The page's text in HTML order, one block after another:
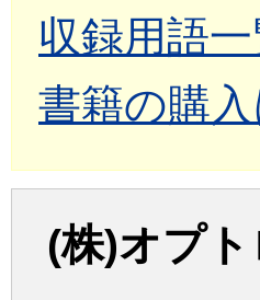
収録用語
書籍の購
(株)オプ